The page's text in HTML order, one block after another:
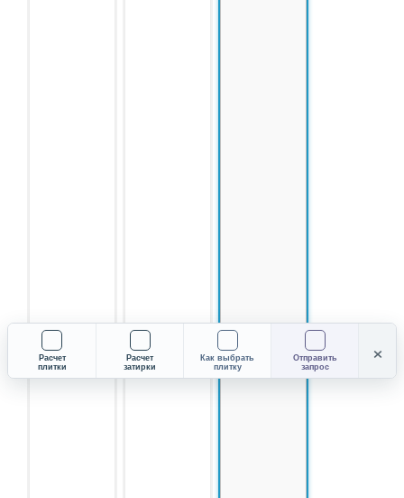
Расчет
плитки
Расчет
затирки
Как выбрать
плитку
Отправить
запрос
×